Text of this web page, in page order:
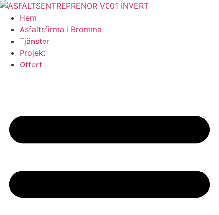
Skip
content
Hem
Asfaltsfirma i Bromma
Tjänster
Projekt
Offert